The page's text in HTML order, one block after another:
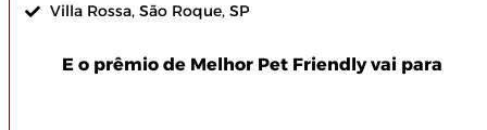
Villa Rossa, São Roque, SP
E o prêmio de Melhor Pet Friendly vai para